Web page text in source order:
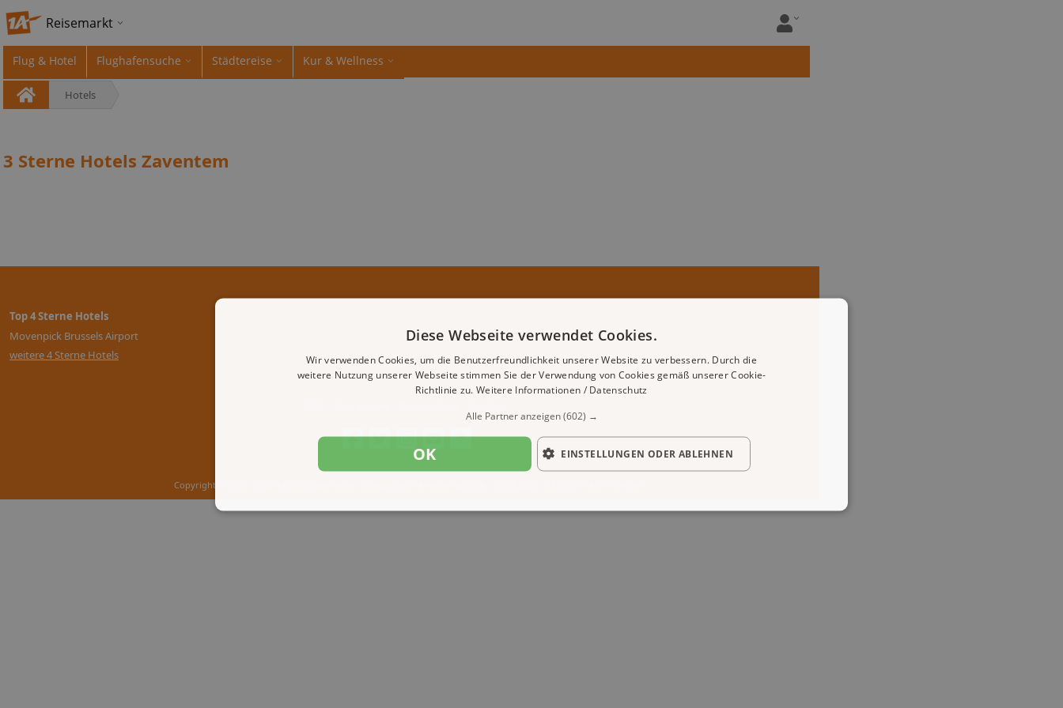
Reisemarkt
Flug & Hotel Flughafensuche Städtereise Kur & Wellness
Hotels
3 Sterne Hotels Zaventem
Top 4 Sterne Hotels
Movenpick Brussels Airport
weitere 4 Sterne Hotels
Copyright © 2000 - 2026 1A-Infosysteme.de | Content by: 1A-Reisemarkt.de | 07.08.2026
Diese Webseite verwendet Cookies.
Wir verwenden Cookies, um die Benutzerfreundlichkeit unserer Website zu verbessern. Durch die
weitere Nutzung unserer Webseite stimmen Sie der Verwendung von Cookies gemäß unserer Cookie-
Richtlinie zu. Weitere Informationen / Datenschutz
Alle Partner anzeigen(602) →
OK EINSTELLUNGEN ODER ABLEHNEN